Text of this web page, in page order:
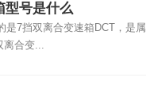
型号是什么
是7挡双离合变速箱DCT，是属
离合变...